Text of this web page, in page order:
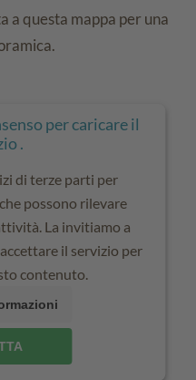
a questa mappa per una
per caricare il
.
di terze parti per
possono rilevare
La invitiamo a
il servizio per
contenuto.